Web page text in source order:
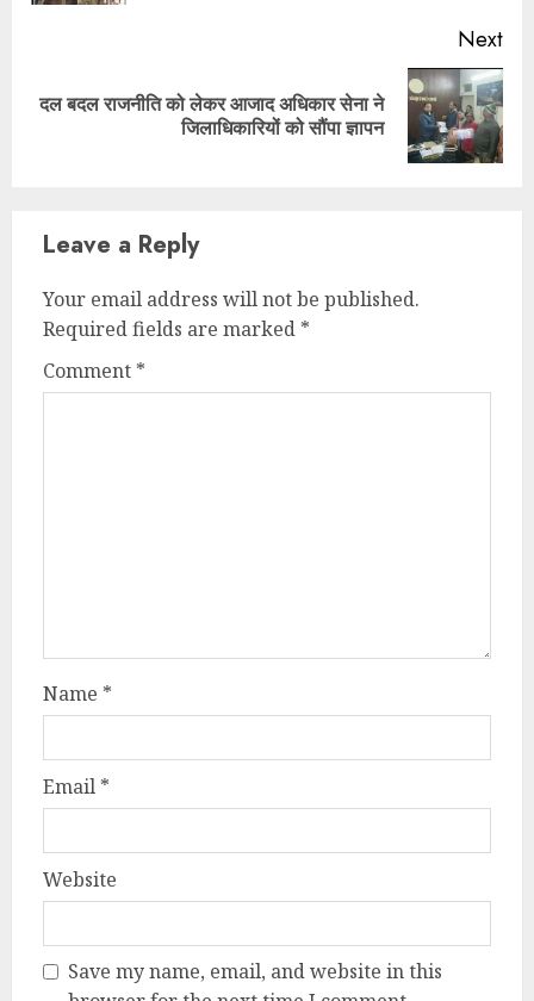
Next
Next
दल बदल राजनीति को लेकर आजाद अधिकार सेना ने
जिलाधिकारियों को सौंपा ज्ञापन
Leave a Reply
Your email address will not be published.
Required fields are marked *
Comment *
Name *
Email *
Website
Save my name, email, and website in this